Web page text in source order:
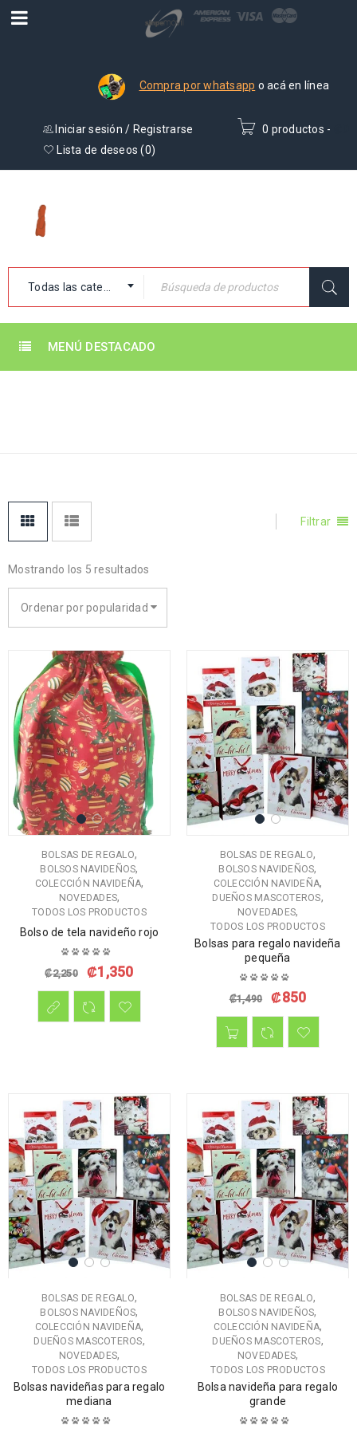
Compra por whatsapp o acá en línea
0 productos -
Iniciar sesión / Registrarse
Lista de deseos (0)
Todas las categorías
MENÚ DESTACADO
Filtrar
Mostrando los 5 resultados
Ordenar por popularidad
BOLSAS DE REGALO,
BOLSOS NAVIDEÑOS,
COLECCIÓN NAVIDEÑA,
NOVEDADES,
TODOS LOS PRODUCTOS
Bolso de tela navideño rojo
₡2,250 ₡1,350
BOLSAS DE REGALO,
BOLSOS NAVIDEÑOS,
COLECCIÓN NAVIDEÑA,
DUEÑOS MASCOTEROS,
NOVEDADES,
TODOS LOS PRODUCTOS
Bolsas para regalo navideña
pequeña
₡1,490 ₡850
BOLSAS DE REGALO,
BOLSOS NAVIDEÑOS,
COLECCIÓN NAVIDEÑA,
DUEÑOS MASCOTEROS,
NOVEDADES,
TODOS LOS PRODUCTOS
Bolsas navideñas para regalo
mediana
BOLSAS DE REGALO,
BOLSOS NAVIDEÑOS,
COLECCIÓN NAVIDEÑA,
DUEÑOS MASCOTEROS,
NOVEDADES,
TODOS LOS PRODUCTOS
Bolsa navideña para regalo
grande